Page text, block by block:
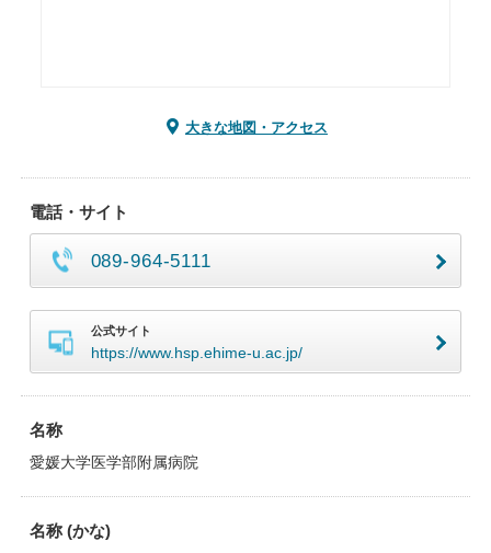
大きな地図・アクセス
電話・サイト
089-964-5111
公式サイト
https://www.hsp.ehime-u.ac.jp/
名称
愛媛大学医学部附属病院
名称 (かな)